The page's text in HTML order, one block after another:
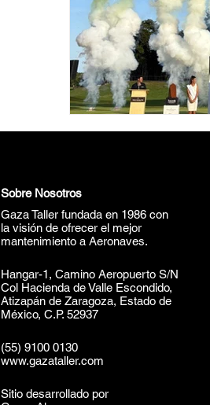
Sobre Nosotros
Gaza Taller fundada en 1986 con
la visión de ofrecer el mejor
mantenimiento a Aeronaves.
Hangar-1, Camino Aeropuerto S/N
Col Hacienda de Valle Escondido,
Atizapán de Zaragoza, Estado de
México, C.P. 52937
(55) 9100 0130
www.gazataller.com
Sitio desarrollado por